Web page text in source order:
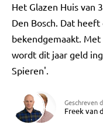
Het Glazen Huis van
Den Bosch. Dat
bekendgemaakt.
wordt dit jaar geld
Spieren'.
Geschreven
Freek van